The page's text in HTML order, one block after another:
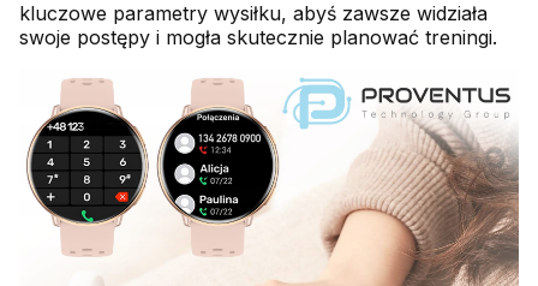
kluczowe parametry wysiłku, abyś zawsze widziała
swoje postępy i mogła skutecznie planować treningi.